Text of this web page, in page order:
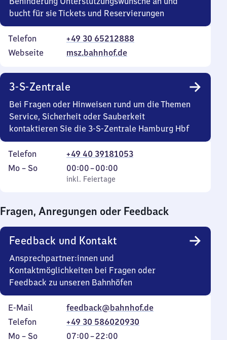
bucht für sie Tickets und Reservierungen
Telefon
+49 30 65212888
Webseite
msz.bahnhof.de
3-S-Zentrale
Bei Fragen oder Hinweisen rund um die Themen
Service, Sicherheit oder Sauberkeit
kontaktieren Sie die 3-S-Zentrale Hamburg Hbf
Telefon
+49 40 39181053
Montag
Mo – So,
inkl. Feiertage
00:00–00:00
Von
0
0
Uhr
inkl. Feiertage
Fragen, Anregungen oder Feedback
Feedback und Kontakt
Ansprechpartner:innen und
Kontaktmöglichkeiten bei Fragen oder
Feedback zu unseren Bahnhöfen
E-Mail
feedback@bahnhof.de
Telefon
+49 30 586020930
Montag
Mo – So,
07:00–22:00
Von